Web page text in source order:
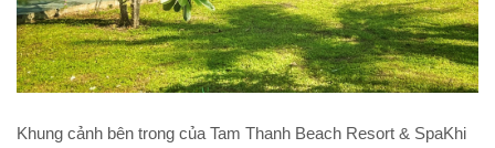
Khung cảnh bên trong của Tam Thanh Beach Resort & SpaKhi